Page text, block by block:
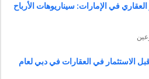
العقاري في الإمارات: سيناريوهات الأرباح
قبل الاستثمار في العقارات في دبي لعام